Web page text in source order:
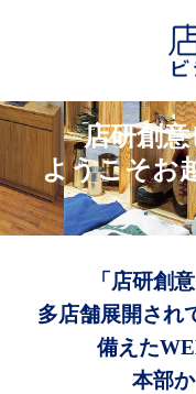
店研創
ようこそお
「店研創
多店舗展開され
備えた
本部